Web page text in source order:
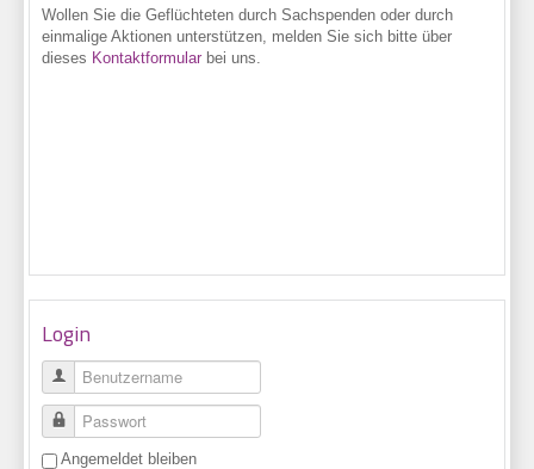
Wollen Sie die Geflüchteten durch Sachspenden oder durch
einmalige Aktionen unterstützen, melden Sie sich bitte über
dieses Kontaktformular bei uns.
Login
Benutzername
Passwort
Angemeldet bleiben